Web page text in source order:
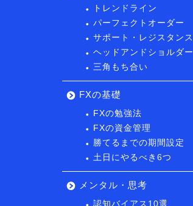
トレンドライン
パーフェクトオーダー
サポート・レジスタンス
ヘッドアンドショルダー
三角もち合い
FXの基礎
FXの勉強法
FXの資金管理
勝てるまでの期間設定
土日にやるべき6つ
メンタル・思考
認知バイアス10選